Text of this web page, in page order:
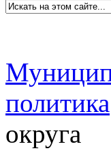
политика
округа